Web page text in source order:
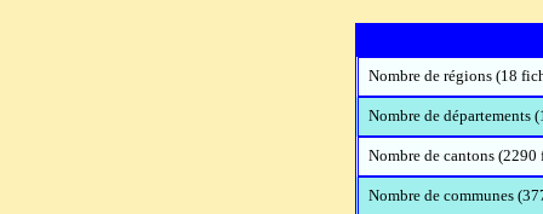
Nombre de régions (18
Nombre de départements
Nombre de cantons (2290
Nombre de communes